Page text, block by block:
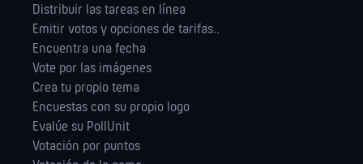
Distribuir las tareas en línea
Emitir votos y opciones de tarifas..
Encuentra una fecha
Vote por las imágenes
Crea tu propio tema
Encuestas con su propio logo
Evalúe su PollUnit
Votación por puntos